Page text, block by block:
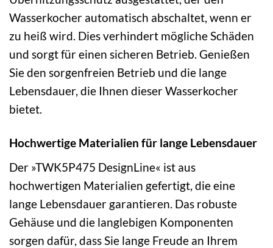
Wasserkocher automatisch abschaltet, wenn er
zu heiß wird. Dies verhindert mögliche Schäden
und sorgt für einen sicheren Betrieb. Genießen
Sie den sorgenfreien Betrieb und die lange
Lebensdauer, die Ihnen dieser Wasserkocher
bietet.
Hochwertige Materialien für lange Lebensdauer
Der »TWK5P475 DesignLine« ist aus
hochwertigen Materialien gefertigt, die eine
lange Lebensdauer garantieren. Das robuste
Gehäuse und die langlebigen Komponenten
sorgen dafür, dass Sie lange Freude an Ihrem